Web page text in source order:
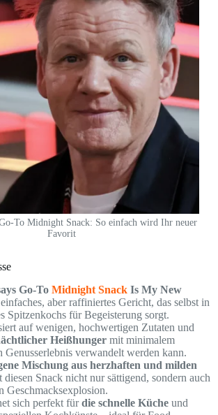
To Midnight Snack: So einfach wird Ihr neuer
Favorit
Go-To Midnight Snack Is My New
aber raffiniertes Gericht, das selbst in
Spitzenkochs für Begeisterung sorgt.
auf wenigen, hochwertigen Zutaten und
Heißhunger mit minimalem
verwandelt werden kann.
Mischung aus herzhaften und milden
diesen Snack nicht nur sättigend, sondern auch
Geschmacksexplosion.
sich perfekt fürdie schnelle Küche und